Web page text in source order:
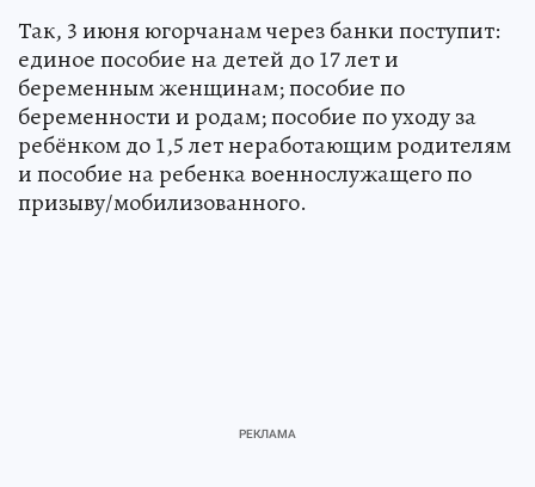
Так, 3 июня югорчанам через банки поступит:
единое пособие на детей до 17 лет и
беременным женщинам; пособие по
беременности и родам; пособие по уходу за
ребёнком до 1,5 лет неработающим родителям
и пособие на ребенка военнослужащего по
призыву/мобилизованного.